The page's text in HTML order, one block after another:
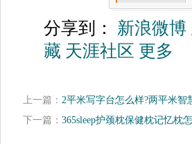
分享到： 新浪微博
藏 天涯社区 更多
上一篇： 2平米写字台怎么样?两平米智
下一篇： 365sleep护颈枕保健枕记忆枕